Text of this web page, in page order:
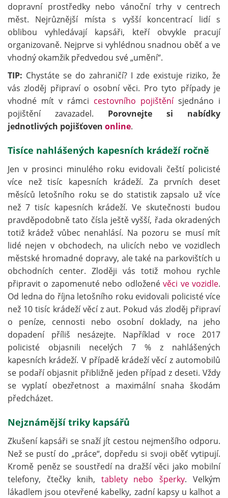
dopravní prostředky nebo vánoční trhy v centrech
měst. Nejrůznější místa s vyšší koncentrací lidí s
oblibou vyhledávají kapsáři, kteří obvykle pracují
organizovaně. Nejprve si vyhlédnou snadnou oběť a ve
vhodný okamžik předvedou své „umění“.
TIP: Chystáte se do zahraničí? I zde existuje riziko, že
vás zloděj připraví o osobní věci. Pro tyto případy je
vhodné mít v rámci cestovního pojištěnísjednáno i
pojištění zavazadel. Porovnejte si nabídky
jednotlivých pojišťoven online.
Tisíce nahlášených kapesních krádeží ročně
Jen v prosinci minulého roku evidovali čeští policisté
více než tisíc kapesních krádeží. Za prvních deset
měsíců letošního roku se do statistik zapsalo už více
než 7 tisíc kapesních krádeží. Ve skutečnosti budou
pravděpodobně tato čísla ještě vyšší, řada okradených
totiž krádež vůbec nenahlásí. Na pozoru se musí mít
lidé nejen v obchodech, na ulicích nebo ve vozidlech
městské hromadné dopravy, ale také na parkovištích u
obchodních center. Zloději vás totiž mohou rychle
připravit o zapomenuté nebo odloženévěci ve vozidle.
Od ledna do října letošního roku evidovali policisté více
než 10 tisíc krádeží věcí z aut. Pokud vás zloděj připraví
o peníze, cennosti nebo osobní doklady, na jeho
dopadení příliš nesázejte. Například v roce 2017
policisté objasnili necelých 7 % z nahlášených
kapesních krádeží. V případě krádeží věcí z automobilů
se podaří objasnit přibližně jeden případ z deseti. Vždy
se vyplatí obezřetnost a maximální snaha škodám
předcházet.
Nejznámější triky kapsářů
Zkušení kapsáři se snaží jít cestou nejmenšího odporu.
Než se pustí do „práce“, dopředu si svoji oběť vytipují.
Kromě peněz se soustředí na dražší věci jako mobilní
telefony, čtečky knih, tablety nebo šperky. Velkým
lákadlem jsou otevřené kabelky, zadní kapsy u kalhot a